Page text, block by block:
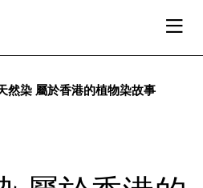
然染 屬於香港的植物染故事